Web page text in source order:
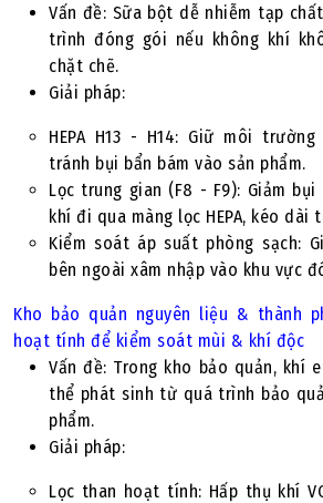
Vấn đề: Sữa bột dễ nhiễm tạp
trình đóng gói nếu không khí
chặt chẽ.
Giải pháp:
HEPA H13 - H14: Giữ môi
tránh bụi bẩn bám vào sản phẩm.
Lọc trung gian (F8 - F9): Giảm
khí đi qua màng lọc HEPA, kéo dài
Kiểm soát áp suất phòng sạch:
bên ngoài xâm nhập vào khu vực
Kho bảo quản nguyên liệu & thành
hoạt tính để kiểm soát mùi & khí độc
Vấn đề: Trong kho bảo quản, khí
thể phát sinh từ quá trình bảo
phẩm.
Giải pháp:
Lọc than hoạt tính: Hấp thụ khí